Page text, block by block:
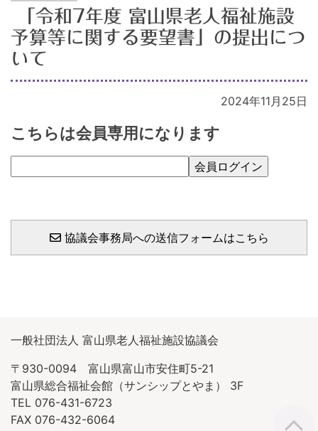
「令和7年度 富山県老人福祉施設
予算等に関する要望書」の提出につ
いて
2024年11月25日
こちらは会員専用になります
協議会事務局への送信フォームはこちら
一般社団法人 富山県老人福祉施設協議会
〒930-0094 富山県富山市安住町5-21
富山県総合福祉会館（サンシップとやま） 3F
TEL 076-431-6723
FAX 076-432-6064